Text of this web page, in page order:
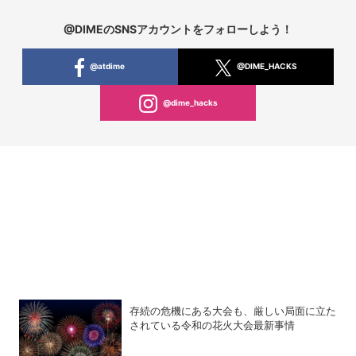
@DIMEのSNSアカウントをフォローしよう！
@atdime @DIME_HACKS
@dime_hacks
存続の危機にある大会も、厳しい局面に立た
されている令和の花火大会最新事情